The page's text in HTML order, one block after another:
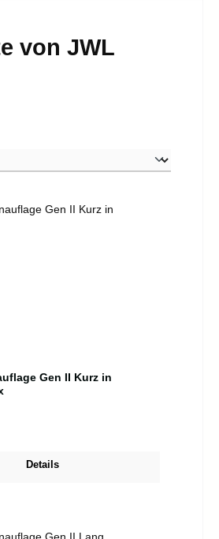
von JWL
Gen II Kurz in
Details